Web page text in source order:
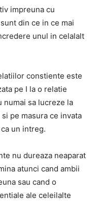
impreuna cu
din ce in ce mai
unul in celalalt
constiente este
pe I la o relatie
numai sa lucreze la
pe masura ce invata
un intreg.
nu dureaza neaparat
atunci cand ambii
sau cand o
ale celeilalte